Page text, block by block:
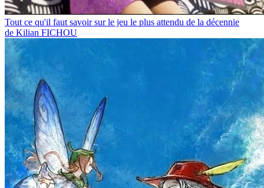
Tout ce qu'il faut savoir sur le jeu le plus attendu de la décennie
de Kilian FICHOU